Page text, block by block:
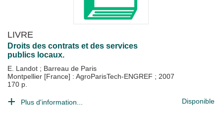
LIVRE
Droits des contrats et des services
publics locaux.
E. Landot ; Barreau de Paris
Montpellier [France] : AgroParisTech-ENGREF ; 2007
170 p.
Plus d'information... Disponible